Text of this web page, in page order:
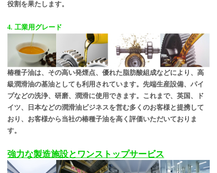
役割を果たします。
4. 工業用グレード
椿種子油は、その高い発煙点、優れた脂肪酸組成などにより、高
級潤滑油の基油としても利用されています。先端生産設備、パイ
プなどの洗浄、研磨、潤滑に使用できます。これまで、英国、ド
イツ、日本などの潤滑油ビジネスを営む多くのお客様と提携して
おり、お客様から当社の椿種子油を高く評価いただいておりま
す。
強力な製造施設とワンストップサービス